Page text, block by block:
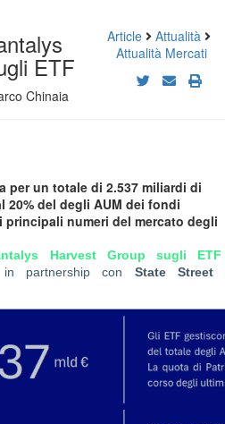
ETF
Chinaia
Article
Attualità
Attualità Mercati
per un totale di 2.537 miliardi di
20% del degli AUM dei fondi
numeri del mercato degli
Harvest Group sugli ETF
in partnership con State Street